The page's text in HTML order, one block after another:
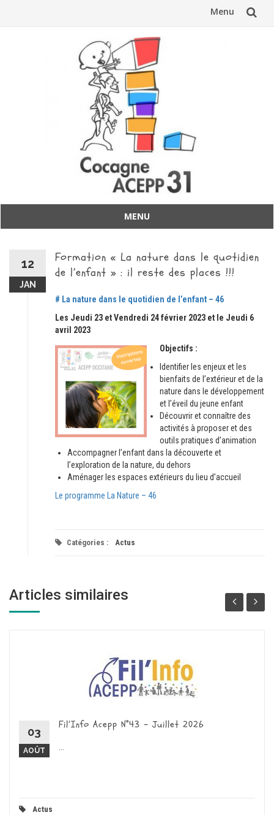
Menu
MENU
contenu12
JAN
Formation « La nature dans le quotidien
de l’enfant » : il reste des places !!!
# La nature dans le quotidien de l’enfant – 46
Les Jeudi 23 et Vendredi 24 février 2023 et le Jeudi 6
avril 2023
Objectifs :
Identifier les enjeux et les
bienfaits de l’extérieur et de la
nature dans le développement
et l’éveil du jeune enfant
Découvrir et connaître des
activités à proposer et des
outils pratiques d’animation
Accompagner l’enfant dans la découverte et
l’exploration de la nature, du dehors
Aménager les espaces extérieurs du lieu d’accueil
Le programme La Nature – 46
Catégories : Actus
Articles similaires
03
AOÛT
Fil’Info Acepp N°43 – Juillet 2026
...
Actus